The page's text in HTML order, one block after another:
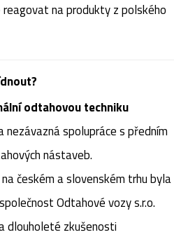
reagovat na produkty z polského
odtahovou techniku
spolupráce s předním
nástaveb.
českém a slovenském trhu byla
Odtahové vozy s.r.o.
dlouholeté zkušenosti